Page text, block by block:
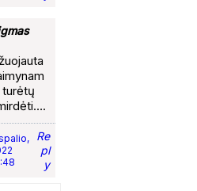
turėtų
Re
pl
y